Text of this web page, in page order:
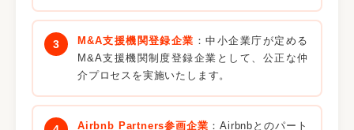
M&A支援機関登録企業 ：中小企業庁が定める
M&A支援機関制度登録企業として、公正な仲
介プロセスを実施いたします。
Airbnb Partners参画企業 ：Airbnbとのパート